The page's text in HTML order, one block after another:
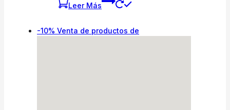
Leer Más
-10% Venta de productos de